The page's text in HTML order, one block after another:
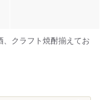
、クラフト焼酎揃えてお